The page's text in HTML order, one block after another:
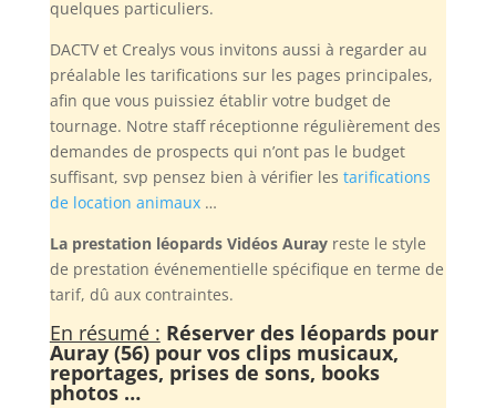
quelques particuliers.
DACTV et Crealys vous invitons aussi à regarder au
préalable les tarifications sur les pages principales,
afin que vous puissiez établir votre budget de
tournage. Notre staff réceptionne régulièrement des
demandes de prospects qui n’ont pas le budget
suffisant, svp pensez bien à vérifier les tarifications
de location animaux…
La prestation léopards Vidéos Aurayreste le style
de prestation événementielle spécifique en terme de
tarif, dû aux contraintes.
En résumé : Réserver des léopards pour
Auray (56) pour vos clips musicaux,
reportages, prises de sons, books
photos …